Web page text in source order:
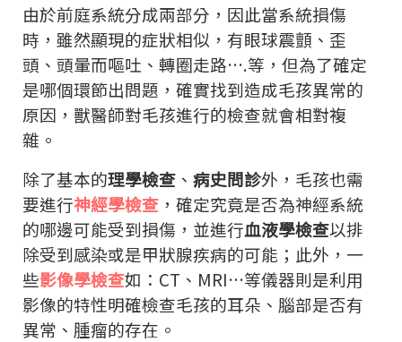
由於前庭系統分成兩部分，因此當系統損傷
時，雖然顯現的症狀相似，有眼球震顫、歪
頭、頭暈而嘔吐、轉圈走路….等，但為了確定
是哪個環節出問題，確實找到造成毛孩異常的
原因，獸醫師對毛孩進行的檢查就會相對複
雜。
除了基本的理學檢查 、 病史問診外，毛孩也需
要進行神經學檢查 ，確定究竟是否為神經系統
的哪邊可能受到損傷，並進行血液學檢查以排
除受到感染或是甲狀腺疾病的可能；此外，一
些影像學檢查如：CT、MRI…等儀器則是利用
影像的特性明確檢查毛孩的耳朵、腦部是否有
異常、腫瘤的存在。